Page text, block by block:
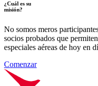
¿Cuál es su
misión?
No somos meros
socios probados que
especiales aéreas de hoy en
Comenzar